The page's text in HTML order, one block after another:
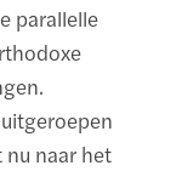
parallelle
naar het